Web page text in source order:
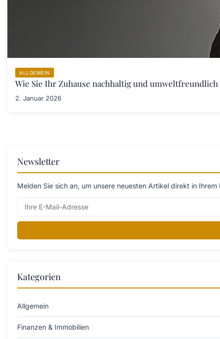
ALLGEMEIN
Wie Sie Ihr Zuhause nachhaltig und umweltfreundlich
2. Januar 2026
Newsletter
Melden Sie sich an, um unsere neuesten Artikel direkt in
Kategorien
Allgemein
Finanzen & Immobilien